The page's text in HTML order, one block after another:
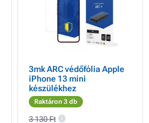
3mk ARC védőfólia Apple
iPhone 13 mini
készülékhez
Raktáron 3 db
3 130 Ft